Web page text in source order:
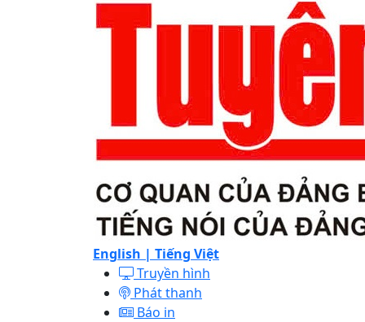
English | Tiếng Việt
Truyền hình
Phát thanh
Báo in